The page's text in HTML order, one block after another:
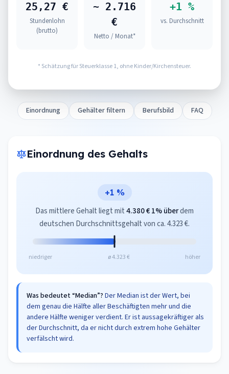
25,27 €
Stundenlohn
(brutto)
~ 2.716
€
Netto / Monat*
+1 %
vs. Durchschnitt
* Schätzung für Steuerklasse 1, ohne Kinder/Kirchensteuer.
Einordnung Gehälter filtern Berufsbild FAQ
Einordnung des Gehalts
+1 %
Das mittlere Gehalt liegt mit4.380 €1% überdem
deutschen Durchschnittsgehalt von ca. 4.323 €.
niedriger ø 4.323 € höher
Was bedeutet “Median”? Der Median ist der Wert, bei
dem genau die Hälfte aller Beschäftigten mehr und die
andere Hälfte weniger verdient. Er ist aussagekräftiger als
der Durchschnitt, da er nicht durch extrem hohe Gehälter
verfälscht wird.